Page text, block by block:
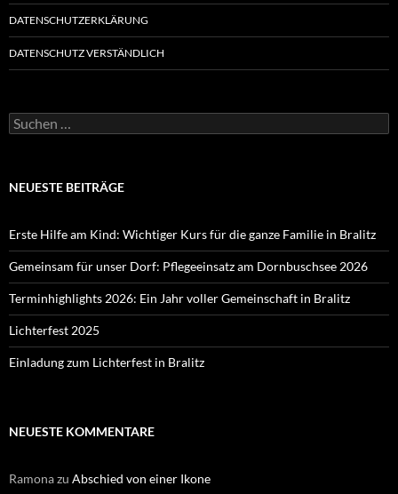
DATENSCHUTZERKLÄRUNG
DATENSCHUTZ VERSTÄNDLICH
Suchen
nach:
NEUESTE BEITRÄGE
Erste Hilfe am Kind: Wichtiger Kurs für die ganze Familie in Bralitz
Gemeinsam für unser Dorf: Pflegeeinsatz am Dornbuschsee 2026
Terminhighlights 2026: Ein Jahr voller Gemeinschaft in Bralitz
Lichterfest 2025
Einladung zum Lichterfest in Bralitz
NEUESTE KOMMENTARE
Ramonazu Abschied von einer Ikone